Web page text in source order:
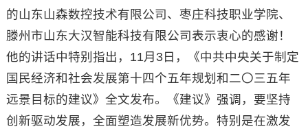
的山东山森数控技术有限公司、枣庄科技职业学院、
滕州市山东大汉智能科技有限公司表示衷心的感谢！
他的讲话中特别指出，11月3日，《中共中央关于制定
国民经济和社会发展第十四个五年规划和二〇三五年
远景目标的建议》全文发布。《建议》强调，要坚持
创新驱动发展，全面塑造发展新优势。特别是在激发